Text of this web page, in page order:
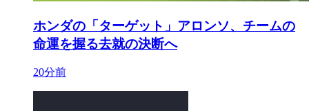
ホンダの「ターゲット」アロンソ、チームの
命運を握る去就の決断へ
20分前